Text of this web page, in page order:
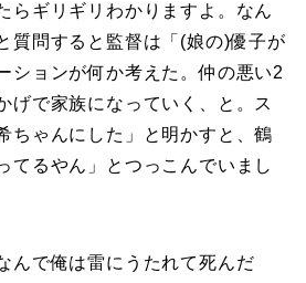
らギリギリわかりますよ。なん
質問すると監督は「(娘の)優子が
ションが何か考えた。仲の悪い2
げで家族になっていく、と。ス
ちゃんにした」と明かすと、鶴
てるやん」とつっこんでいまし
んで俺は雷にうたれて死んだ